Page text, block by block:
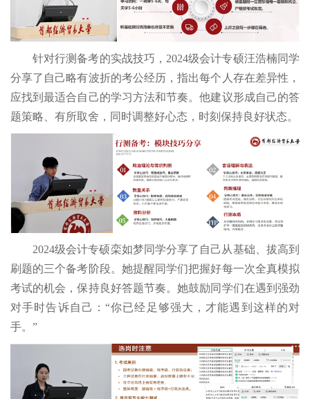
针对行测备考的实战技巧，2024级会计专硕汪浩楠同学
分享了自己略有波折的考公经历，指出每个人存在差异性，
应找到最适合自己的学习方法和节奏。他建议形成自己的答
题策略、有所取舍，同时调整好心态，时刻保持良好状态。
2024级会计专硕栾如梦同学分享了自己从基础、拔高到
刷题的三个备考阶段。她提醒同学们把握好每一次全真模拟
考试的机会，保持良好答题节奏。她鼓励同学们在遇到强劲
对手时告诉自己：“你已经足够强大，才能遇到这样的对
手。”